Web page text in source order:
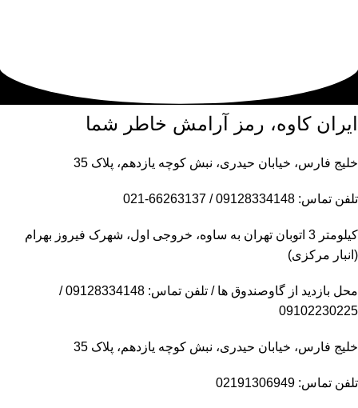
ایران کاوه، رمز آرامش خاطر شما
خلیج فارس، خیابان حیدری، نبش کوچه یازدهم، پلاک 35
تلفن تماس: 09128334148 / 66263137-021
کیلومتر 3 اتوبان تهران به ساوه، خروجی اول، شهرک فیروز بهرام
(انبار مرکزی)
محل بازدید از گاوصندوق ها / تلفن تماس: 09128334148 /
09102230225
خلیج فارس، خیابان حیدری، نبش کوچه یازدهم، پلاک 35
تلفن تماس: 02191306949